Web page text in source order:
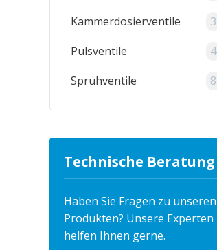
Kammerdosierventile
3
Pulsventile
4
Sprühventile
8
Technische Beratung
Haben Sie Fragen zu unseren
Produkten? Unsere Experten
helfen Ihnen gerne.